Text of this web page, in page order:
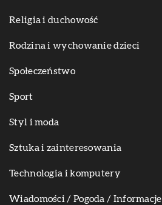
Religia i duchowość
Rodzina i wychowanie dzieci
Społeczeństwo
Sport
Styl i moda
Sztuka i zainteresowania
Technologia i komputery
Wiadomości / Pogoda / Informacje